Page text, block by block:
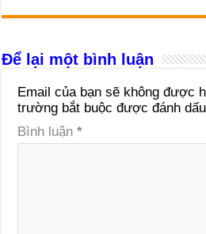
Để lại một bình luận
Email của bạn sẽ không được
trường bắt buộc được đánh
Bình luận*